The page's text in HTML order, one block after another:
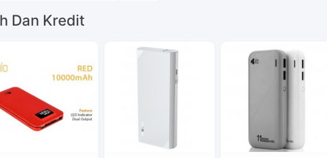
Dan Kredit